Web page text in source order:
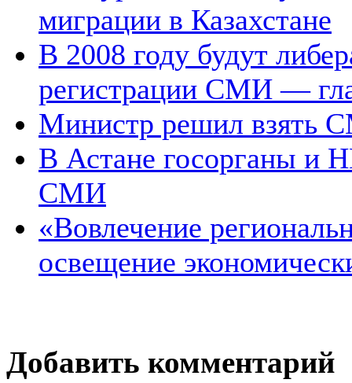
миграции в Казахстане
В 2008 году будут
регистрации СМИ —
Министр решил взять
В Астане госорганы и
СМИ
«Вовлечение
освещение
Добавить комментарий